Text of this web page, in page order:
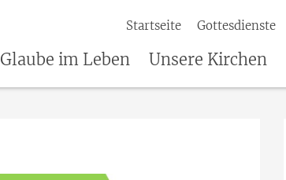
Startseite Gottesdienste
Glaube im Leben Unsere Kirchen